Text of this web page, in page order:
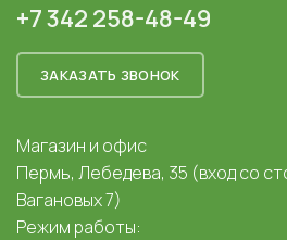
+7 342 258-48-49
ЗАКАЗАТЬ ЗВОНОК
Магазин и офис
Пермь, Лебедева, 35 (вход со
Вагановых 7)
Режим работы: